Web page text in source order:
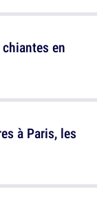
à Paris, les
en